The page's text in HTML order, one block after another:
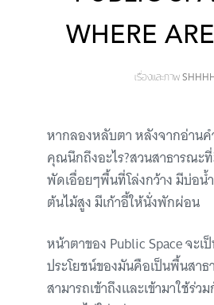
WHERE
เรื่องและภาพ SHHHH
หากลองหลับตา หลังจากอ่านค
คุณนึกถึงอะไร?สวนสาธารณะ
พัดเอื่อยๆพื้นที่โล่งกว้าง มีบ่อ
ต้นไม้สูง มีเก้าอี้ให้นั่งพักผ่อน
หน้าตาของ Public Space จะเ
ประโยชน์ของมันคือเป็นพื้นสาธ
สามารถเข้าถึงและเข้ามาใช้ร่ว